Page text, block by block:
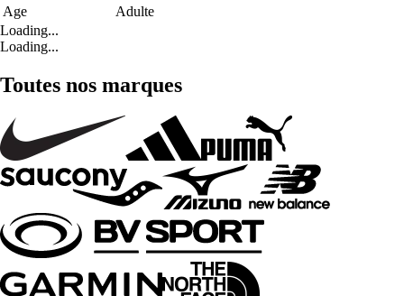
Age
Adulte
Loading...
Loading...
Toutes nos marques